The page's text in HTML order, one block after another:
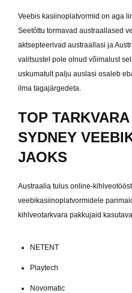
Veebis kasiinoplatvormid on aga
Seetõttu tormavad austraallased
aktsepteerivad austraallasi ja
valitsustel pole olnud võimalust
uskumatult palju auslasi osaleb
ilma tagajärgedeta.
TOP
SYDNEY
JAOKS
Austraalia tulus online-
veebikasiinoplatvormidele
kihlveotarkvara pakkujaid
NETENT
Playtech
Novomatic